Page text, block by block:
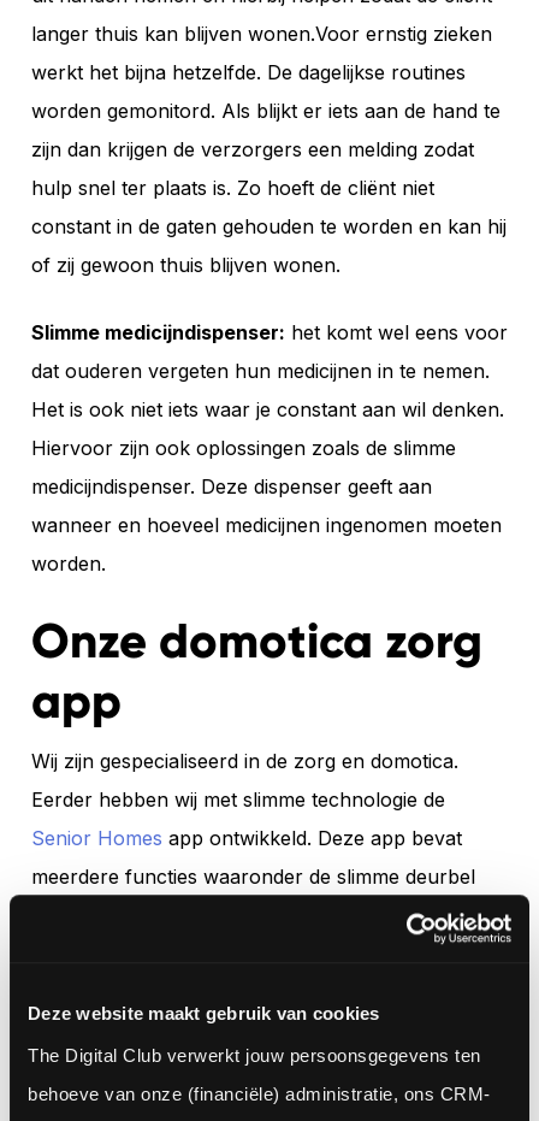
Deze website maakt gebruik van cookies
The Digital Club verwerkt jouw persoonsgegevens ten
behoeve van onze (financiële) administratie, ons CRM-
langer thuis kan blijven wonen.Voor ernstig zieken
werkt het bijna hetzelfde. De dagelijkse routines
worden gemonitord. Als blijkt er iets aan de hand te
zijn dan krijgen de verzorgers een melding zodat
hulp snel ter plaats is. Zo hoeft de cliënt niet
constant in de gaten gehouden te worden en kan hij
of zij gewoon thuis blijven wonen.
Slimme medicijndispenser: het komt wel eens voor
dat ouderen vergeten hun medicijnen in te nemen.
Het is ook niet iets waar je constant aan wil denken.
Hiervoor zijn ook oplossingen zoals de slimme
medicijndispenser. Deze dispenser geeft aan
wanneer en hoeveel medicijnen ingenomen moeten
worden.
Onze domotica zorg
app
Wij zijn gespecialiseerd in de zorg en domotica.
Eerder hebben wij met slimme technologie de
Senior Homes app ontwikkeld. Deze app bevat
meerdere functies waaronder de slimme deurbel
wat gebruik maakt van VoIP. Ook kan met een druk
op de knop spoedhulp ingeschakeld worden. De
prettige manier thuis kunnen wonen. Meer weten
over domotica in dezorg apps? Neem dan gerust
contact met ons op.